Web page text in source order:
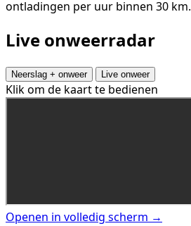
ontladingen per uur binnen 30 km.
Live onweerradar
Neerslag + onweer Live onweer
Klik om de kaart te bedienen
Openen in volledig scherm →